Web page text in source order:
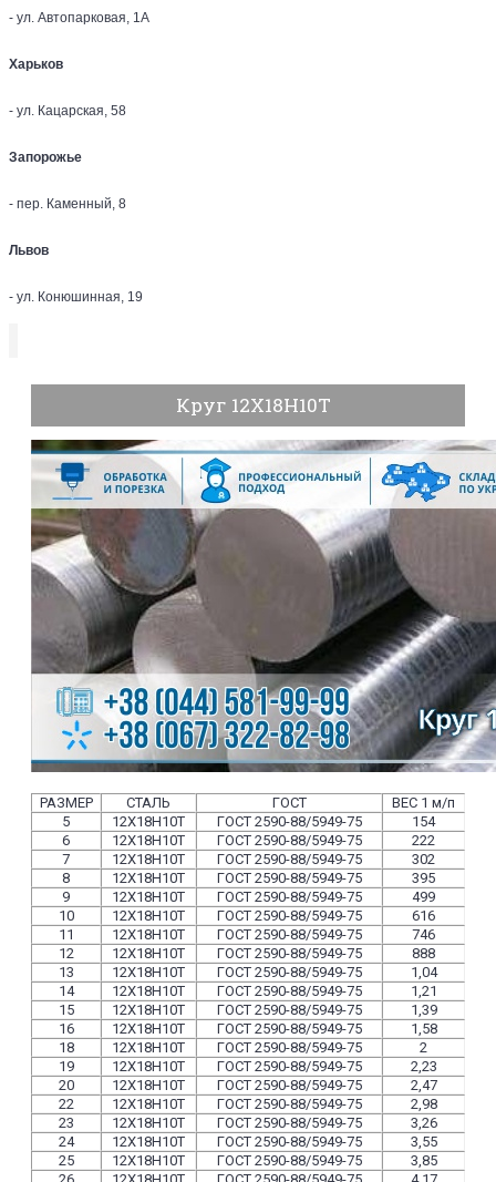
- ул. Автопарковая, 1А
Харьков
- ул. Кацарская, 58
Запорожье
- пер. Каменный, 8
Львов
- ул. Конюшинная, 19
Круг 12Х18Н10Т
РАЗМЕР СТАЛЬ ГОСТ
ВЕС 1 м/п
5
12Х18Н10Т ГОСТ 2590-88/5949-75
154
6
12Х18Н10Т ГОСТ 2590-88/5949-75
222
7
12Х18Н10Т ГОСТ 2590-88/5949-75
302
8
12Х18Н10Т ГОСТ 2590-88/5949-75
395
9
12Х18Н10Т ГОСТ 2590-88/5949-75
499
10
12Х18Н10Т ГОСТ 2590-88/5949-75
616
11
12Х18Н10Т ГОСТ 2590-88/5949-75
746
12
12Х18Н10Т ГОСТ 2590-88/5949-75
888
13
12Х18Н10Т ГОСТ 2590-88/5949-75
1,04
14
12Х18Н10Т ГОСТ 2590-88/5949-75
1,21
15
12Х18Н10Т ГОСТ 2590-88/5949-75
1,39
16
12Х18Н10Т ГОСТ 2590-88/5949-75
1,58
18
12Х18Н10Т ГОСТ 2590-88/5949-75
2
19
12Х18Н10Т ГОСТ 2590-88/5949-75
2,23
20
12Х18Н10Т ГОСТ 2590-88/5949-75
2,47
22
12Х18Н10Т ГОСТ 2590-88/5949-75
2,98
23
12Х18Н10Т ГОСТ 2590-88/5949-75
3,26
24
12Х18Н10Т ГОСТ 2590-88/5949-75
3,55
25
12Х18Н10Т ГОСТ 2590-88/5949-75
3,85